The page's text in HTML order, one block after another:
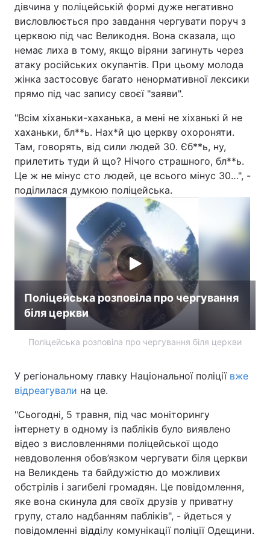
дівчина у поліцейській формі дуже негативно
висловлюється про завдання чергувати поруч з
церквою під час Великодня. Вона сказала, що
немає лиха в тому, якщо віряни загинуть через
атаку російських окупантів. При цьому молода
жінка застосовує багато ненормативної лексики
прямо під час запису своєї "заяви".
"Всім хіханьки-хаханька, а мені не хіханькі й не
хаханьки, бл**ь. Нах*й цю церкву охороняти.
Там, говорять, від сили людей 30. Єб**ь, ну,
прилетить туди й що? Нічого страшного, бл**ь.
Це ж не мінус сто людей, це всього мінус 30…", -
поділилася думкою поліцейська.
Поліцейська розповіла про чергування
біля церкви
Поліцейська розповіла про чергування біля церкви
У регіональному главку Національної поліції вже
відреагували на це.
"Сьогодні, 5 травня, під час моніторингу
інтернету в одному із пабліків було виявлено
відео з висловленнями поліцейської щодо
невдоволення обов’язком чергувати біля церкви
на Великдень та байдужістю до можливих
обстрілів і загибелі громадян. Це повідомлення,
яке вона скинула для своїх друзів у приватну
групу, стало надбанням пабліків", - йдеться у
повідомленні відділу комунікації поліції Одещини.